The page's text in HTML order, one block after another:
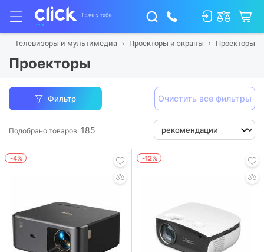
Телевизоры и мультимедиа Проекторы и экраны Проекторы
Проекторы
Фильтр Очистить все фильтры
Подобрано товаров: 185
-4% -12%